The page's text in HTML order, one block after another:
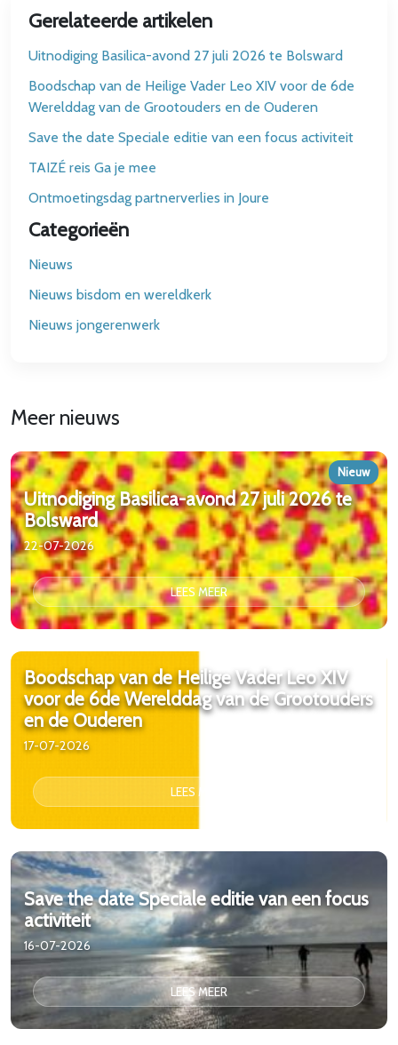
Gerelateerde artikelen
Uitnodiging Basilica-avond 27 juli 2026 te Bolsward
Boodschap van de Heilige Vader Leo XIV voor de 6de
Werelddag van de Grootouders en de Ouderen
Save the date Speciale editie van een focus activiteit
TAIZÉ reis Ga je mee
Ontmoetingsdag partnerverlies in Joure
Categorieën
Nieuws
Nieuws bisdom en wereldkerk
Nieuws jongerenwerk
Meer nieuws
Nieuw
Uitnodiging Basilica-avond 27 juli 2026 te
Bolsward
22-07-2026
LEES MEER
Boodschap van de Heilige Vader Leo XIV
voor de 6de Werelddag van de Grootouders
en de Ouderen
17-07-2026
LEES MEER
Save the date Speciale editie van een focus
activiteit
16-07-2026
LEES MEER